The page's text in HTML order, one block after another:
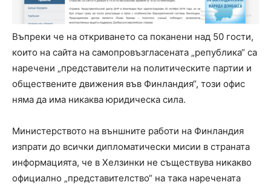
Въпреки че на откриването са поканени над 50 гости,
които на сайта на самопровъзгласената „република“ са
наречени „представители на политическите партии и
обществените движения във Финландия“, този офис
няма да има никаква юридическа сила.
Министерството на външните работи на Финландия
изпрати до всички дипломатически мисии в страната
информацията, че в Хелзинки не съществува никакво
официално „представителство“ на така наречената